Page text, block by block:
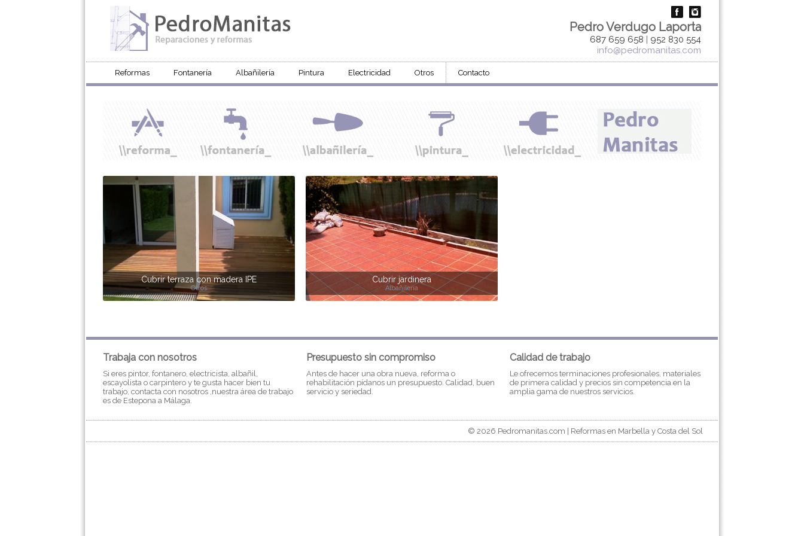
Pedro Verdugo Laporta
687 659 658 | 952 830 554
info@pedromanitas.com
Reformas Fontanería Albañilería Pintura Electricidad Otros Contacto
Cubrir terraza con madera IPE
Otros
Cubrir jardinera
Albañilería
Trabaja con nosotros
Si eres pintor, fontanero, electricista, albañil,
escayolista o carpintero y te gusta hacer bien tu
trabajo, contacta con nosotros ,nuestra área de trabajo
es de Estepona a Málaga.
Presupuesto sin compromiso
Antes de hacer una obra nueva, reforma o
rehabilitación pídanos un presupuesto. Calidad, buen
servicio y seriedad.
Calidad de trabajo
Le ofrecemos terminaciones profesionales, materiales
de primera calidad y precios sin competencia en la
amplia gama de nuestros servicios.
© 2026 Pedromanitas.com | Reformas en Marbella y Costa del Sol